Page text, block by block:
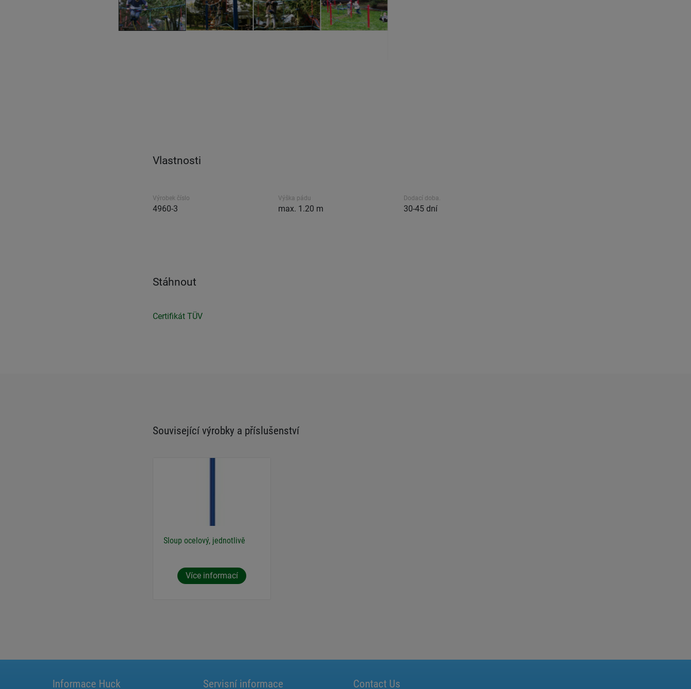
Vlastnosti
Výrobek číslo
4960-3
Výška pádu
max. 1.20 m
Dodací doba.
30-45 dní
Stáhnout
Certifikát TÜV
Související výrobky a příslušenství
Sloup ocelový, jednotlivě
Více informací
Informace Huck Servisní informace Contact Us